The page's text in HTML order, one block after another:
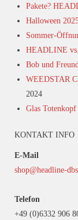
Pakete?
Halloween
Sommer-
HEADLINE
Bob und
WEEDSTAR
2024
Glas Totenkopf
KONTAKT INFO
E-Mail
shop@headline-
Telefon
+49 (0)6332 906